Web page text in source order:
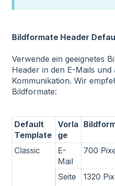
Bildformate Header
Verwende ein geeignetes
Header in den E-Mails
Kommunikation. Wir
Bildformate:
Default
Template
Vorla
ge
Classic
E-
Mail
700
Seite
1320